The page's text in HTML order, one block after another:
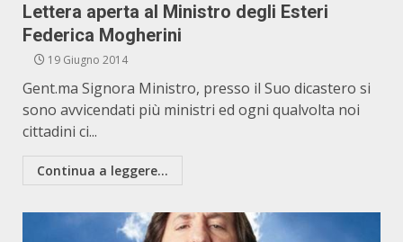
Lettera aperta al Ministro degli Esteri
Federica Mogherini
19 Giugno 2014
Gent.ma Signora Ministro, presso il Suo dicastero si
sono avvicendati più ministri ed ogni qualvolta noi
cittadini ci...
Continua a leggere...